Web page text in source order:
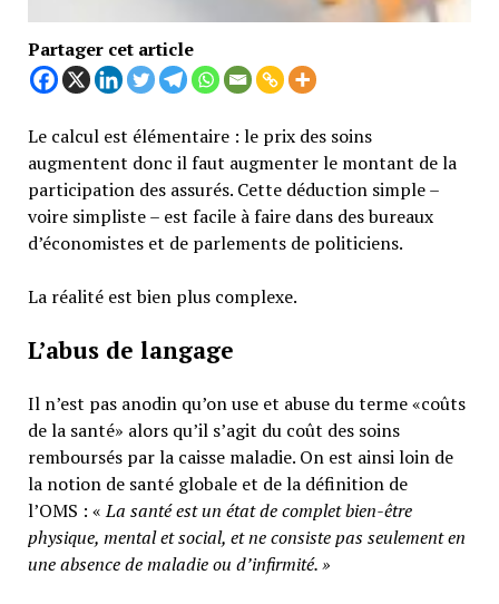
Partager cet article
Le calcul est élémentaire : le prix des soins
augmentent donc il faut augmenter le montant de la
participation des assurés. Cette déduction simple –
voire simpliste – est facile à faire dans des bureaux
d’économistes et de parlements de politiciens.
La réalité est bien plus complexe.
L’abus de langage
Il n’est pas anodin qu’on use et abuse du terme «coûts
de la santé» alors qu’il s’agit du coût des soins
remboursés par la caisse maladie. On est ainsi loin de
la notion de santé globale et de la définition de
l’OMS : «La santé est un état de complet bien-être
physique, mental et social, et ne consiste pas seulement en
une absence de maladie ou d’infirmité.»